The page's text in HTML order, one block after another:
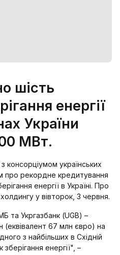
шість
енергії
України
МВт.
консорціумом українських
про рекордне кредитування
енергії в Україні. Про
у вівторок, 3 червня.
та Укргазбанк (UGB) –
67 млн євро) на
з найбільших в Східній
енергії", –